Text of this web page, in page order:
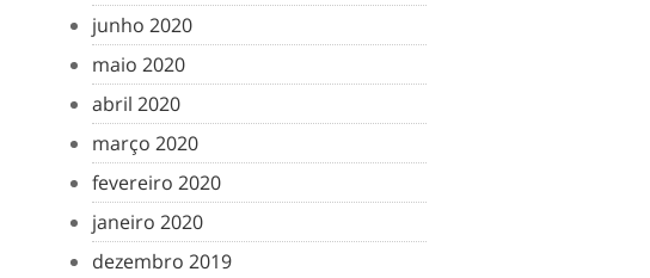
junho 2020
maio 2020
abril 2020
março 2020
fevereiro 2020
janeiro 2020
dezembro 2019